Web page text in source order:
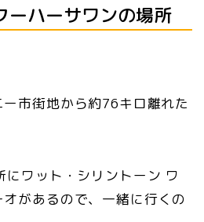
ーハーサワンの場所
市街地から約76キロ離れた
ワット・シリントーン ワ
があるので、一緒に行くの